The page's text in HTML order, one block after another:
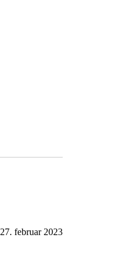
27. februar 2023